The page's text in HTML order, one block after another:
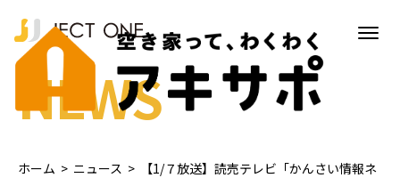
NEWS
ホーム > ニュース >
【1/７放送】読売テレビ「かんさい情報ネ